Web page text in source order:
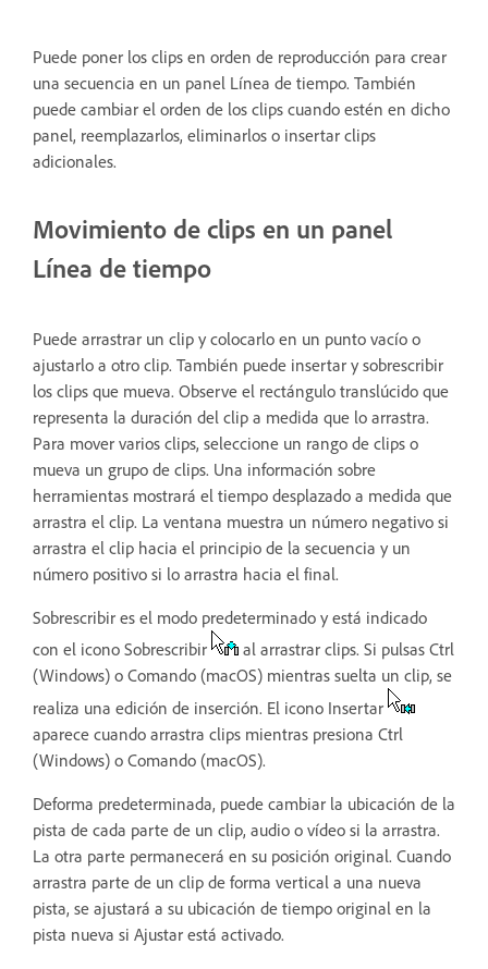
Puede poner los clips en orden de reproducción para crear
una secuencia en un panel Línea de tiempo. También
puede cambiar el orden de los clips cuando estén en dicho
panel, reemplazarlos, eliminarlos o insertar clips
adicionales.
Movimiento de clips en un panel
Línea de tiempo
Puede arrastrar un clip y colocarlo en un punto vacío o
ajustarlo a otro clip. También puede insertar y sobrescribir
los clips que mueva. Observe el rectángulo translúcido que
representa la duración del clip a medida que lo arrastra.
Para mover varios clips, seleccione un rango de clips o
mueva un grupo de clips. Una información sobre
herramientas mostrará el tiempo desplazado a medida que
arrastra el clip. La ventana muestra un número negativo si
arrastra el clip hacia el principio de la secuencia y un
número positivo si lo arrastra hacia el final.
Sobrescribir es el modo predeterminado y está indicado
con el icono Sobrescribir
al arrastrar clips. Si pulsas Ctrl
(Windows) o Comando (macOS) mientras suelta un clip, se
realiza una edición de inserción. El icono Insertar
aparece cuando arrastra clips mientras presiona Ctrl
(Windows) o Comando (macOS).
Deforma predeterminada, puede cambiar la ubicación de la
pista de cada parte de un clip, audio o vídeo si la arrastra.
La otra parte permanecerá en su posición original. Cuando
arrastra parte de un clip de forma vertical a una nueva
pista, se ajustará a su ubicación de tiempo original en la
pista nueva si Ajustar está activado.